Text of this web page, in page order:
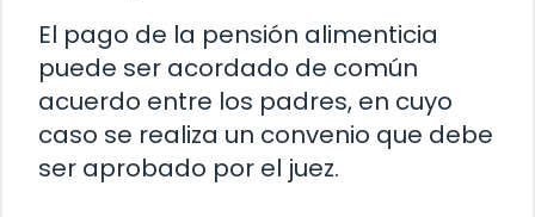
El pago de la pensión alimenticia
puede ser acordado de común
acuerdo entre los padres, en cuyo
caso se realiza un convenio que debe
ser aprobado por el juez.